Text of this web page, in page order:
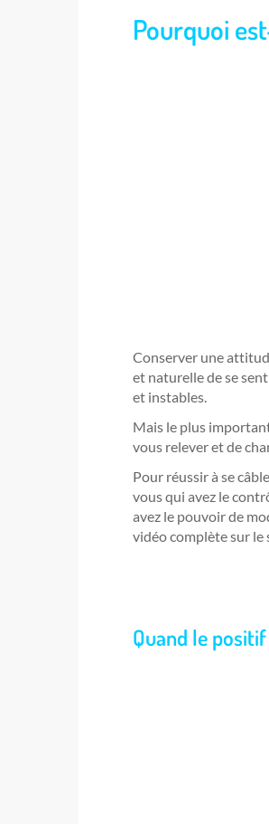
Pourquoi
Conserver une
et naturelle de se
et instables.
Mais le plus
vous relever et de
Pour réussir à se
vous qui avez le
avez le pouvoir de
vidéo complète sur le
Quand le